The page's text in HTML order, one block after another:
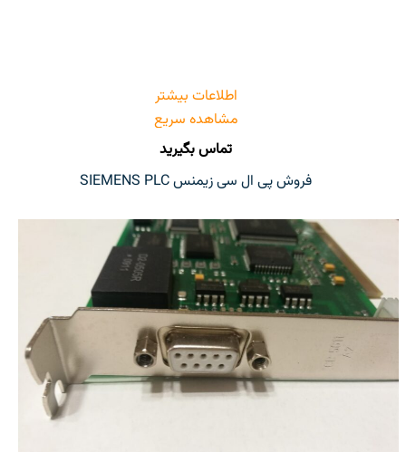
اطلاعات بیشتر
مشاهده سریع
تماس بگیرید
فروش پی ال سی زیمنس SIEMENS PLC